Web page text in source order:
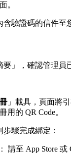
。
驗證碼的信件至
」，確認管理員
」載具，頁面將
用的 QR Code。
驟完成綁定：
： 請至 App Store